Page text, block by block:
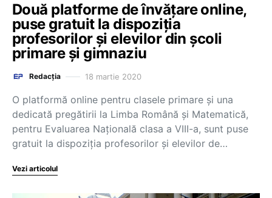
Două platforme de învățare online,
puse gratuit la dispoziția
profesorilor și elevilor din școli
primare și gimnaziu
Redacția 18 martie 2020
O platformă online pentru clasele primare și una
dedicată pregătirii la Limba Română și Matematică,
pentru Evaluarea Națională clasa a VIII-a, sunt puse
gratuit la dispoziția profesorilor și elevilor de…
Vezi articolul